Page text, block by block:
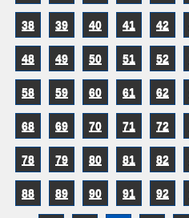
38 39 40 41 42
48 49 50 51 52
58 59 60 61 62
68 69 70 71 72
78 79 80 81 82
88 89 90 91 92